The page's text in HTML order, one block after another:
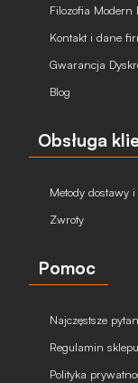
Filozofia Modern
Kontakt i dane
Gwarancja
Blog
Obsługa
Metody dostawy i
Zwroty
Pomoc
Najczęstsze
Regulamin sklepu
Polityka